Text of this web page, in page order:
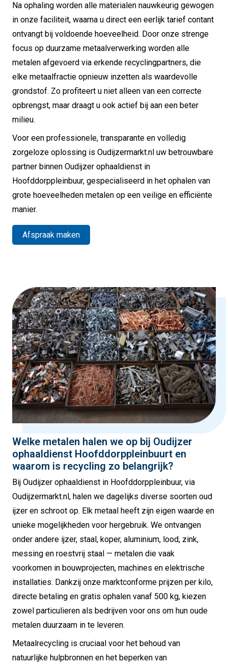
Na ophaling worden alle materialen nauwkeurig gewogen
in onze faciliteit, waarna u direct een eerlijk tarief contant
ontvangt bij voldoende hoeveelheid. Door onze strenge
focus op duurzame metaalverwerking worden alle
metalen afgevoerd via erkende recyclingpartners, die
elke metaalfractie opnieuw inzetten als waardevolle
grondstof. Zo profiteert u niet alleen van een correcte
opbrengst, maar draagt u ook actief bij aan een beter
milieu.
Voor een professionele, transparante en volledig
zorgeloze oplossing is Oudijzermarkt.nl uw betrouwbare
partner binnen Oudijzer ophaaldienst in
Hoofddorppleinbuur, gespecialiseerd in het ophalen van
grote hoeveelheden metalen op een veilige en efficiënte
manier.
Afspraak maken
Welke metalen halen we op bij Oudijzer
ophaaldienst Hoofddorppleinbuurt en
waarom is recycling zo belangrijk?
Bij Oudijzer ophaaldienst in Hoofddorppleinbuur, via
Oudijzermarkt.nl, halen we dagelijks diverse soorten oud
ijzer en schroot op. Elk metaal heeft zijn eigen waarde en
unieke mogelijkheden voor hergebruik. We ontvangen
onder andere ijzer, staal, koper, aluminium, lood, zink,
messing en roestvrij staal — metalen die vaak
voorkomen in bouwprojecten, machines en elektrische
installaties. Dankzij onze marktconforme prijzen per kilo,
directe betaling en gratis ophalen vanaf 500 kg, kiezen
zowel particulieren als bedrijven voor ons om hun oude
metalen duurzaam in te leveren.
Metaalrecycling is cruciaal voor het behoud van
natuurlijke hulpbronnen en het beperken van